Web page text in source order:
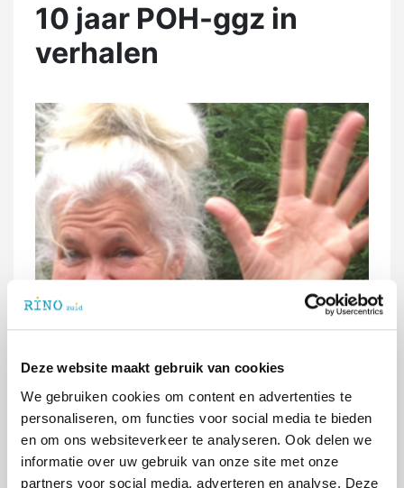
Deze website maakt gebruik van cookies
We gebruiken cookies om content en advertenties te
personaliseren, om functies voor social media te bieden
en om ons websiteverkeer te analyseren. Ook delen we
informatie over uw gebruik van onze site met onze
partners voor social media, adverteren en analyse. Deze
10 jaar POH-ggz in
verhalen
Hoera, de POH-ggz-opleiding bestaat dit jaar 10
jaar! En Berendien van Straten is al bijna die